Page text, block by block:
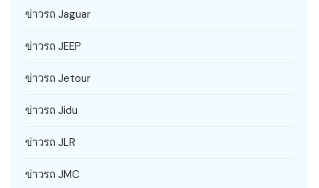
ข่าวรถ Jaguar
ข่าวรถ JEEP
ข่าวรถ Jetour
ข่าวรถ Jidu
ข่าวรถ JLR
ข่าวรถ JMC